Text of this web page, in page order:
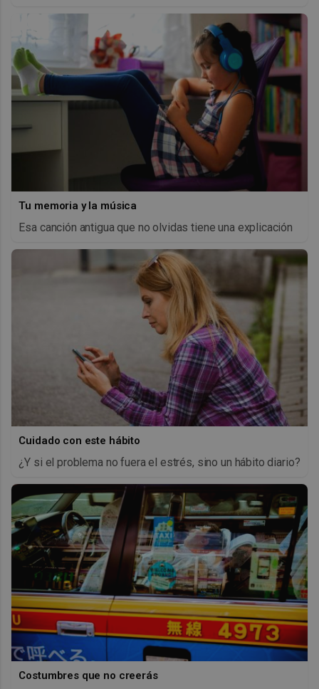
Tu memoria y la música
Esa canción antigua que no olvidas tiene una explicación
Cuidado con este hábito
¿Y si el problema no fuera el estrés, sino un hábito diario?
Costumbres que no creerás